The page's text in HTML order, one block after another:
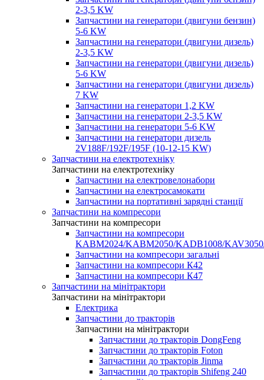
2-3,5 KW
Запчастини на генератори (двигуни бензин)
5-6 KW
Запчастини на генератори (двигуни дизель)
2-3,5 KW
Запчастини на генератори (двигуни дизель)
5-6 KW
Запчастини на генератори (двигуни дизель)
7 KW
Запчастини на генератори 1,2 KW
Запчастини на генератори 2-3,5 KW
Запчастини на генератори 5-6 KW
Запчастини на генератори дизель
2V188F/192F/195F (10-12-15 KW)
Запчастини на електротехніку
Запчастини на електротехніку
Запчастини на електровелонабори
Запчастини на електросамокати
Запчастини на портативні зарядні станції
Запчастини на компресори
Запчастини на компресори
Запчастини на компресори
KABM2024/KABM2050/KADB1008/
Запчастини на компресори загальні
Запчастини на компресори К42
Запчастини на компресори К47
Запчастини на мінітрактори
Запчастини на мінітрактори
Електрика
Запчастини до тракторів
Запчастини на мінітрактори
Запчастини до тракторів DongFeng
Запчастини до тракторів Foton
Запчастини до тракторів Jinma
Запчастини до тракторів Shifeng 240